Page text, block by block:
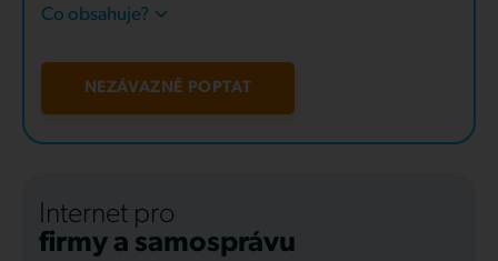
Co obsahuje?
NEZÁVAZNĚ POPTAT
Internet pro
firmy a samosprávu